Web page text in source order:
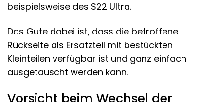
beispielsweise des S22 Ultra.
Das Gute dabei ist, dass die betroffene
Rückseite als Ersatzteil mit bestückten
Kleinteilen verfügbar ist und ganz einfach
ausgetauscht werden kann.
Vorsicht beim Wechsel der